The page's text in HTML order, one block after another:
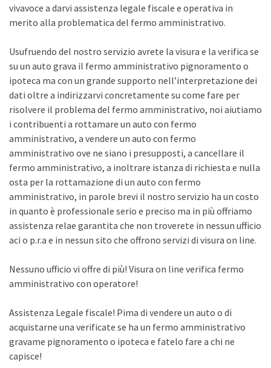
vivavoce a darvi assistenza legale fiscale e operativa in
merito alla problematica del fermo amministrativo.
Usufruendo del nostro servizio avrete la visura e la verifica se
su un auto grava il fermo amministrativo pignoramento o
ipoteca ma con un grande supporto nell’interpretazione dei
dati oltre a indirizzarvi concretamente su come fare per
risolvere il problema del fermo amministrativo, noi aiutiamo
i contribuenti a rottamare un auto con fermo
amministrativo, a vendere un auto con fermo
amministrativo ove ne siano i presupposti, a cancellare il
fermo amministrativo, a inoltrare istanza di richiesta e nulla
osta per la rottamazione di un auto con fermo
amministrativo, in parole brevi il nostro servizio ha un costo
in quanto è professionale serio e preciso ma in più offriamo
assistenza relae garantita che non troverete in nessun ufficio
aci o p.r.a e in nessun sito che offrono servizi di visura on line.
Nessuno ufficio vi offre di più! Visura on line verifica fermo
amministrativo con operatore!
Assistenza Legale fiscale! Pima di vendere un auto o di
acquistarne una verificate se ha un fermo amministrativo
gravame pignoramento o ipoteca e fatelo fare a chi ne
capisce!